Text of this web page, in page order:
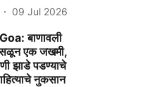
09 Jul 2026
बाणावली
एक जखमी,
झाडे पडण्याचे
नुकसान